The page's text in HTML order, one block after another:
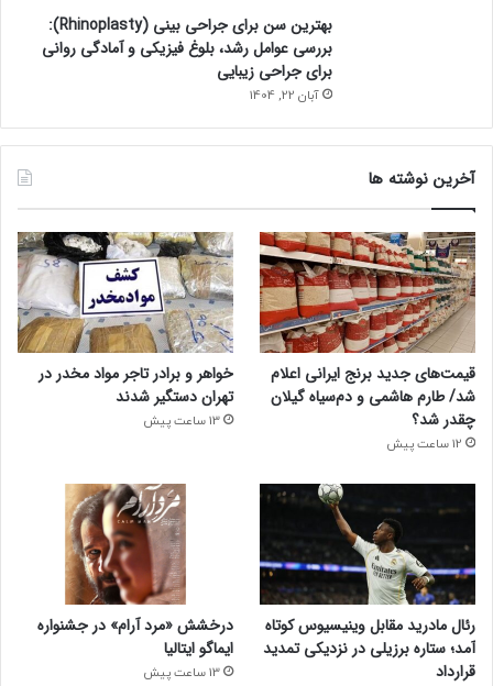
بهترین سن برای جراحی بینی (Rhinoplasty):
بررسی عوامل رشد، بلوغ فیزیکی و آمادگی روانی
برای جراحی زیبایی
آبان 22, 1404
آخرین نوشته ها
قیمت‌های جدید برنج ایرانی اعلام
شد/ طارم هاشمی و دم‌سیاه گیلان
چقدر شد؟
12 ساعت پیش
خواهر و برادر تاجر مواد مخدر در
تهران دستگیر شدند
13 ساعت پیش
رئال مادرید مقابل وینیسیوس کوتاه
آمد؛ ستاره برزیلی در نزدیکی تمدید
قرارداد
درخشش «مرد آرام» در جشنواره
ایماگو ایتالیا
13 ساعت پیش